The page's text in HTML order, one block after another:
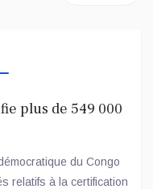
plus de 549 000
du Congo
relatifs à la certification